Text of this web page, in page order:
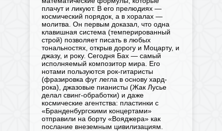
плачут и ликуют. В его прелюдиях —
космический порядок, а в хоралах —
молитва. Он первым доказал, что одна
клавишная система (темперированный
строй) позволяет писать в любых
тональностях, открыв дорогу и Моцарту, и
джазу, и року. Сегодня Бах — самый
исполняемый композитор мира. Его
нотами пользуются рок-гитаристы
(фразировка фуг легла в основу хард-
рока), джазовые пианисты (Жак Лусье
делал свинг-обработки) и даже
космические агентства: пластинки с
«Бранденбургскими концертами»
отправили на борту «Вояджера» как
послание внеземным цивилизациям.